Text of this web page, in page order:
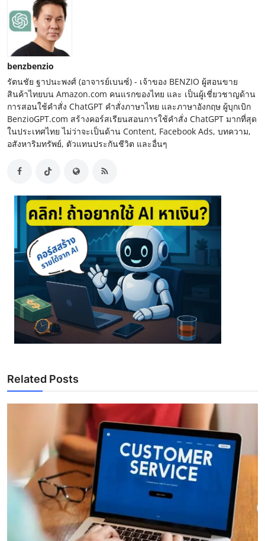
benzbenzio
รัตนชัย ฐาปนะพงศ์ (อาจารย์เบนซ์) - เจ้าของ BENZIO ผู้สอนขาย
สินค้าไทยบน Amazon.com คนแรกของไทย และ เป็นผู้เชี่ยวชาญด้าน
การสอนใช้คำสั่ง ChatGPT คำสั่งภาษาไทย และภาษาอังกฤษ ผู้บุกเบิก
BenzioGPT.com สร้างคอร์สเรียนสอนการใช้คำสั่ง ChatGPT มากที่สุด
ในประเทศไทย ไม่ว่าจะเป็นด้าน Content, Facebook Ads, บทความ,
อสังหาริมทรัพย์, ตัวแทนประกันชีวิต และอื่นๆ
Related Posts